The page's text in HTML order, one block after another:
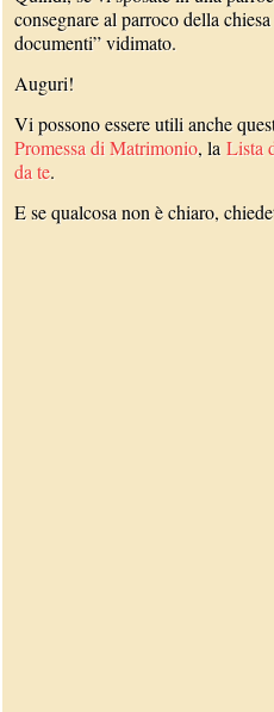
consegnare al parroco della
documenti” vidimato.
Auguri!
Vi possono essere utili anche
Promessa di Matrimonio, laLista
da te.
E se qualcosa non è chiaro,